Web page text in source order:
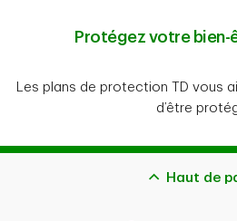
Protégez votre
Les plans de protection TD vous
d’être
Haut de